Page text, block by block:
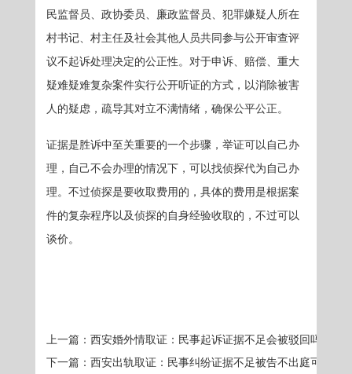
民监督员、政协委员、廉政监督员、犯罪嫌疑人所在
村书记、村主任及社会其他人员共同参与公开审查评
议不起诉处理决定的公正性。对于申诉、赔偿、重大
疑难疑难复杂案件实行公开听证的方式，以消除被害
人的疑虑，疏导其对立不满情绪，确保公平公正。
证据是胜诉中至关重要的一个步骤，举证可以自己办
理，自己不会办理的情况下，可以找侦探代为自己办
理。不过侦探是要收取费用的，具体的费用是根据案
件的复杂程序以及侦探的自身经验收取的，不过可以
谈价。
上一篇：西安婚外情取证：民事起诉证据不足会被驳回吗？
下一篇：西安出轨取证：民事纠纷证据不足被告不出庭可以吗